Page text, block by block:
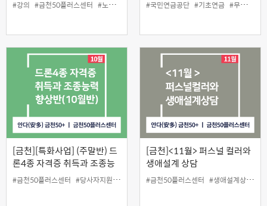
#강의 #금천50플러스센터 #노래 #인생설계 #팝송
#국민연금공단 #기초연금 #무료
[금천][특화사업] (주말반) 드
론4종 자격증 취득과 조종능
력 향상반(10월반)
#금천50플러스센터 #당사자지원 #드론4종
[금천]<11월> 퍼스널 컬러와
생애설계 상담
#금천50플러스센터 #생애설계상담